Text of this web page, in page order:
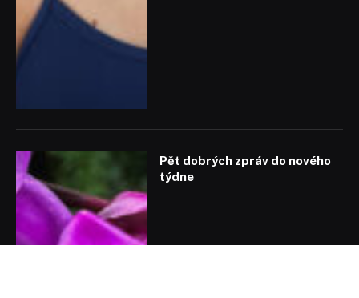
Pět dobrých zpráv do nového
týdne